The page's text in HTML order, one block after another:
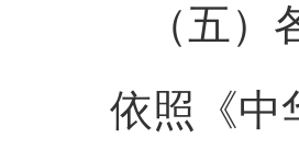
（五
依照《中